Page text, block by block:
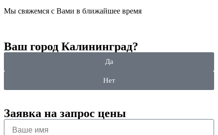
Мы свяжемся с Вами в ближайшее время
Ваш город Калининград?
Да
Нет
Заявка на запрос цены